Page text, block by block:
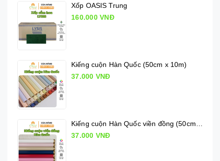
Xốp OASIS Trung
160.000 VNĐ
Kiếng cuộn Hàn Quốc (50cm x 10m)
37.000 VNĐ
37.000 VNĐ